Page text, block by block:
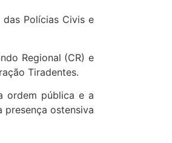
Polícias Civis e
Regional (CR) e
Tiradentes.
ordem pública e a
ostensiva